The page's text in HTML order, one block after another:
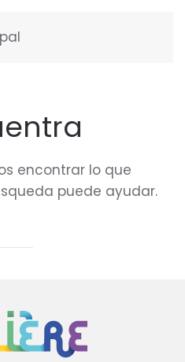
encontrar lo que
puede ayudar.